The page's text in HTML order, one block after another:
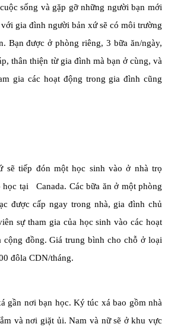
sống và gặp gỡ những người bạn mới
gia đình người bản xứ sẽ có môi trường
Bạn được ở phòng riêng, 3 bữa ăn/ngày,
thân thiện từ gia đình mà bạn ở cùng, và
gia các hoạt động trong gia đình cũng
sẽ tiếp đón một học sinh vào ở nhà trọ
tại Canada. Các bữa ăn ở một phòng
được cấp ngay trong nhà, gia đình chủ
sự tham gia của học sinh vào các hoạt
đồng. Giá trung bình cho chỗ ở loại
đôla CDN/tháng.
gần nơi bạn học. Ký túc xá bao gồm nhà
và nơi giặt ủi. Nam và nữ sẽ ở khu vực